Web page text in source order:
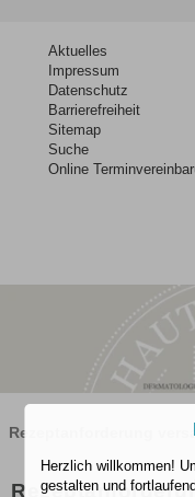
Aktuelles
Impressum
Datenschutz
Barrierefreiheit
Sitemap
Suche
Online
Rezeptanforderung
Herzlich willkommen!
gestalten und